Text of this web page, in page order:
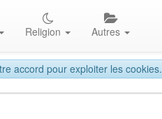
accord pour exploiter les cookies.
Religion Autres